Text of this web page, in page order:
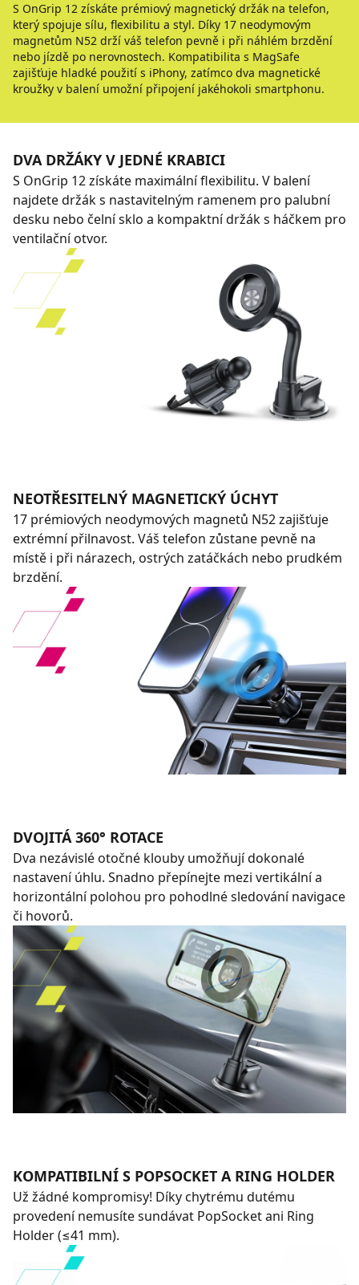
S OnGrip 12 získáte prémiový magnetický držák na telefon,
který spojuje sílu, flexibilitu a styl. Díky 17 neodymovým
magnetům N52 drží váš telefon pevně i při náhlém brzdění
nebo jízdě po nerovnostech. Kompatibilita s MagSafe
zajišťuje hladké použití s iPhony, zatímco dva magnetické
kroužky v balení umožní připojení jakéhokoli smartphonu.
DVA DRŽÁKY V JEDNÉ KRABICI
S OnGrip 12 získáte maximální flexibilitu. V balení
najdete držák s nastavitelným ramenem pro palubní
desku nebo čelní sklo a kompaktní držák s háčkem pro
ventilační otvor.
NEOTŘESITELNÝ MAGNETICKÝ ÚCHYT
17 prémiových neodymových magnetů N52 zajišťuje
extrémní přilnavost. Váš telefon zůstane pevně na
místě i při nárazech, ostrých zatáčkách nebo prudkém
brzdění.
DVOJITÁ 360° ROTACE
Dva nezávislé otočné klouby umožňují dokonalé
nastavení úhlu. Snadno přepínejte mezi vertikální a
horizontální polohou pro pohodlné sledování navigace
či hovorů.
KOMPATIBILNÍ S POPSOCKET A RING HOLDER
Už žádné kompromisy! Díky chytrému dutému
provedení nemusíte sundávat PopSocket ani Ring
Holder (≤41 mm).